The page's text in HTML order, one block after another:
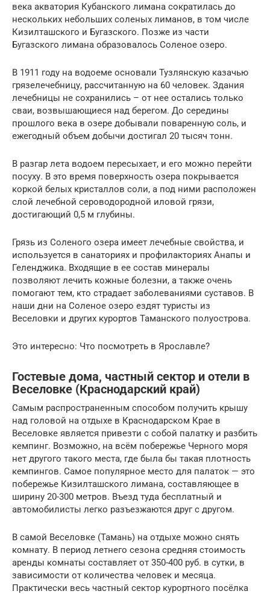
века акватория Кубанского лимана сократилась до
нескольких небольших соленых лиманов, в том числе
Кизилташского и Бугазского. Позже из части
Бугазского лимана образовалось Соленое озеро.
В 1911 году на водоеме основали Тузлянскую казачью
грязелечебницу, рассчитанную на 60 человек. Здания
лечебницы не сохранились – от нее остались только
сваи, возвышающиеся над берегом. До середины
прошлого века в озере добывали поваренную соль, и
ежегодный объем добычи достигал 20 тысяч тонн.
В разгар лета водоем пересыхает, и его можно перейти
посуху. В это время поверхность озера покрывается
коркой белых кристаллов соли, а под ними расположен
слой лечебной сероводородной иловой грязи,
достигающий 0,5 м глубины.
Грязь из Соленого озера имеет лечебные свойства, и
используется в санаториях и профилакториях Анапы и
Геленджика. Входящие в ее состав минералы
позволяют лечить кожные болезни, а также очень
помогают тем, кто страдает заболеваниями суставов. В
наши дни на Соленое озеро ездят туристы из
Веселовки и других курортов Таманского полуострова.
Это интересно: Что посмотреть в Ярославле?
Гостевые дома, частный сектор и отели в
Веселовке (Краснодарский край)
Самым распространенным способом получить крышу
над головой на отдыхе в Краснодарском Крае в
Веселовке является привезти с собой палатку и разбить
кемпинг. Возможно, на всём побережье Черного моря
нет другого такого места, где была бы такая плотность
кемпингов. Самое популярное место для палаток — это
побережье Кизилташского лимана, составляющее в
ширину 20-300 метров. Въезд туда бесплатный и
автомобилисты легко разъезжаются друг с другом.
В самой Веселовке (Тамань) на отдыхе можно снять
комнату. В период летнего сезона средняя стоимость
аренды комнаты составляет от 350-400 руб. в сутки, в
зависимости от количества человек и месяца.
Практически весь частный сектор курортного посёлка